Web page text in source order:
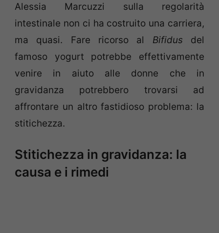
Alessia Marcuzzi sulla regolarità
intestinale non ci ha costruito una carriera,
ma quasi. Fare ricorso al Bifidus del
famoso yogurt potrebbe effettivamente
venire in aiuto alle donne che in
gravidanza potrebbero trovarsi ad
affrontare un altro fastidioso problema: la
stitichezza.
Stitichezza in gravidanza: la
causa e i rimedi